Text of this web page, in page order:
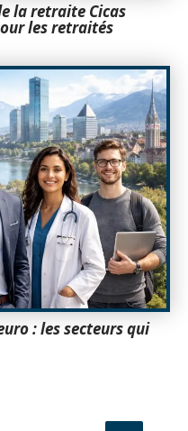
la retraite Cicas
les retraités
: les secteurs qui